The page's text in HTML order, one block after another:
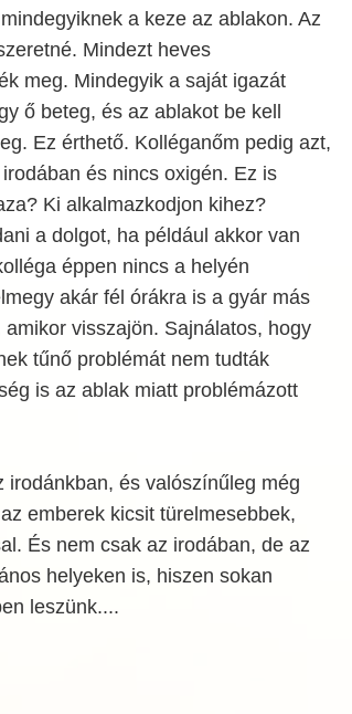
a keze az ablakon. Az
Mindezt heves
meg. Mindegyik a saját igazát
ő beteg, és az ablakot be kell
Ez érthető. Kolléganőm pedig azt,
és nincs oxigén. Ez is
Ki alkalmazkodjon kihez?
a dolgot, ha például akkor van
éppen nincs a helyén
akár fél órákra is a gyár más
visszajön. Sajnálatos, hogy
tűnő problémát nem tudták
is az ablak miatt problémázott
és valószínűleg még
emberek kicsit türelmesebbek,
És nem csak az irodában, de az
helyeken is, hiszen sokan
leszünk....